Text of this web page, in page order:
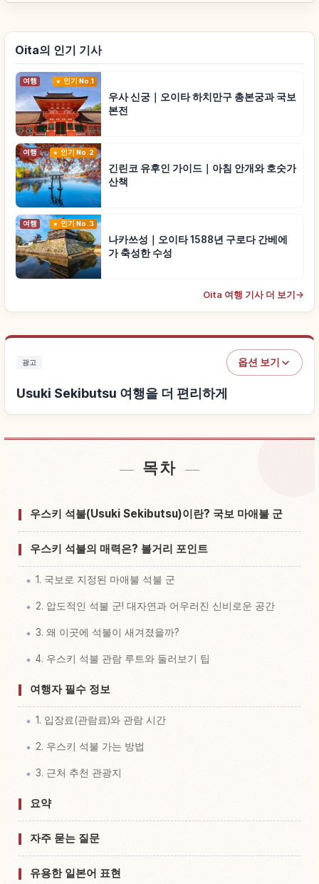
Oita의 인기 기사
여행 인기 No.1
우사 신궁｜오이타 하치만구 총본궁과 국보
본전
여행 인기 No.2
긴린코 유후인 가이드｜아침 안개와 호숫가
산책
여행 인기 No.3
나카쓰성｜오이타 1588년 구로다 간베에
가 축성한 수성
Oita 여행 기사 더 보기 →
광고 옵션 보기
Usuki Sekibutsu 여행을 더 편리하게
Usuki Sekibutsu 근처 숙소 찾기
Usuki Sekibutsu 체험 찾기↗
목차
우스키 석불(Usuki Sekibutsu)이란? 국보 마애불 군
우스키 석불의 매력은? 볼거리 포인트
1. 국보로 지정된 마애불 석불 군
2. 압도적인 석불 군! 대자연과 어우러진 신비로운 공간
3. 왜 이곳에 석불이 새겨졌을까?
4. 우스키 석불 관람 루트와 둘러보기 팁
여행자 필수 정보
1. 입장료(관람료)와 관람 시간
2. 우스키 석불 가는 방법
3. 근처 추천 관광지
요약
자주 묻는 질문
유용한 일본어 표현